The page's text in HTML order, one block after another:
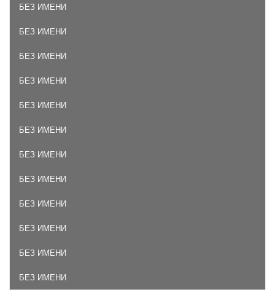
БЕЗ ИМЕНИ
БЕЗ ИМЕНИ
БЕЗ ИМЕНИ
БЕЗ ИМЕНИ
БЕЗ ИМЕНИ
БЕЗ ИМЕНИ
БЕЗ ИМЕНИ
БЕЗ ИМЕНИ
БЕЗ ИМЕНИ
БЕЗ ИМЕНИ
БЕЗ ИМЕНИ
БЕЗ ИМЕНИ